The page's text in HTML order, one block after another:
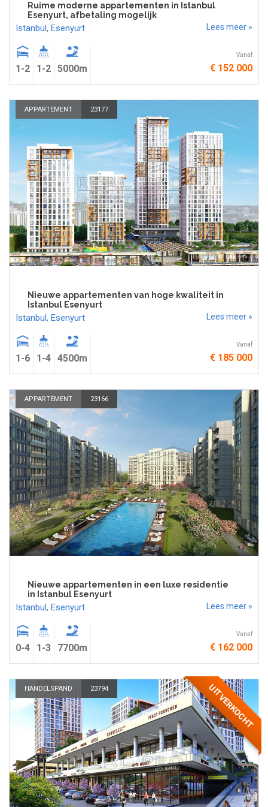
Ruime moderne appartementen in Istanbul
Esenyurt, afbetaling mogelijk
Istanbul , Esenyurt Lees meer »
1-2 1-2 5000m
Vanaf
€ 152 000
APPARTEMENT 23177
Nieuwe appartementen van hoge kwaliteit in
Istanbul Esenyurt
Istanbul, Esenyurt Lees meer »
1-6 1-4 4500m
Vanaf
€ 185 000
APPARTEMENT 23166
Nieuwe appartementen in een luxe residentie
in Istanbul Esenyurt
Istanbul, Esenyurt Lees meer »
0-4 1-3 7700m
Vanaf
€ 162 000
HANDELSPAND 23794 UITVERKOCHT